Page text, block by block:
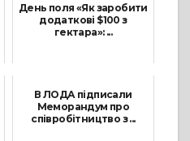
День поля «Як заробити
додаткові $100 з
гектара»: ...
В ЛОДА підписали
Меморандум про
співробітництво з ...